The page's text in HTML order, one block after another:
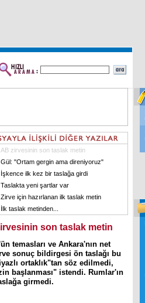
AB zirvesinin son taslak metin
Gül: "Ortam gergin ama direniyoruz"
İşkence ilk kez bir taslağa girdi
Taslakta yeni şartlar var
Zirve için hazırlanan ilk taslak metin
İlk taslak metinden...
son taslak metin
temasları ve Ankara'nın net
sonuç bildirgesi ön taslağı bu
ortaklık"tan söz edilmedi,
başlanması" istendi. Rumlar'ın
girmedi.